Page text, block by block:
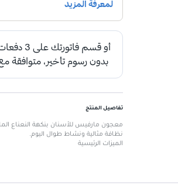
تفاصيل المنتج
معجون مارفيس للأسنان بنكهة النعناع
نظافة مثالية ونشاط طوال اليوم.
الميزات الرئيسية
رائحة تدوم طويلًا: تضمن شعورًا بالانتعاش